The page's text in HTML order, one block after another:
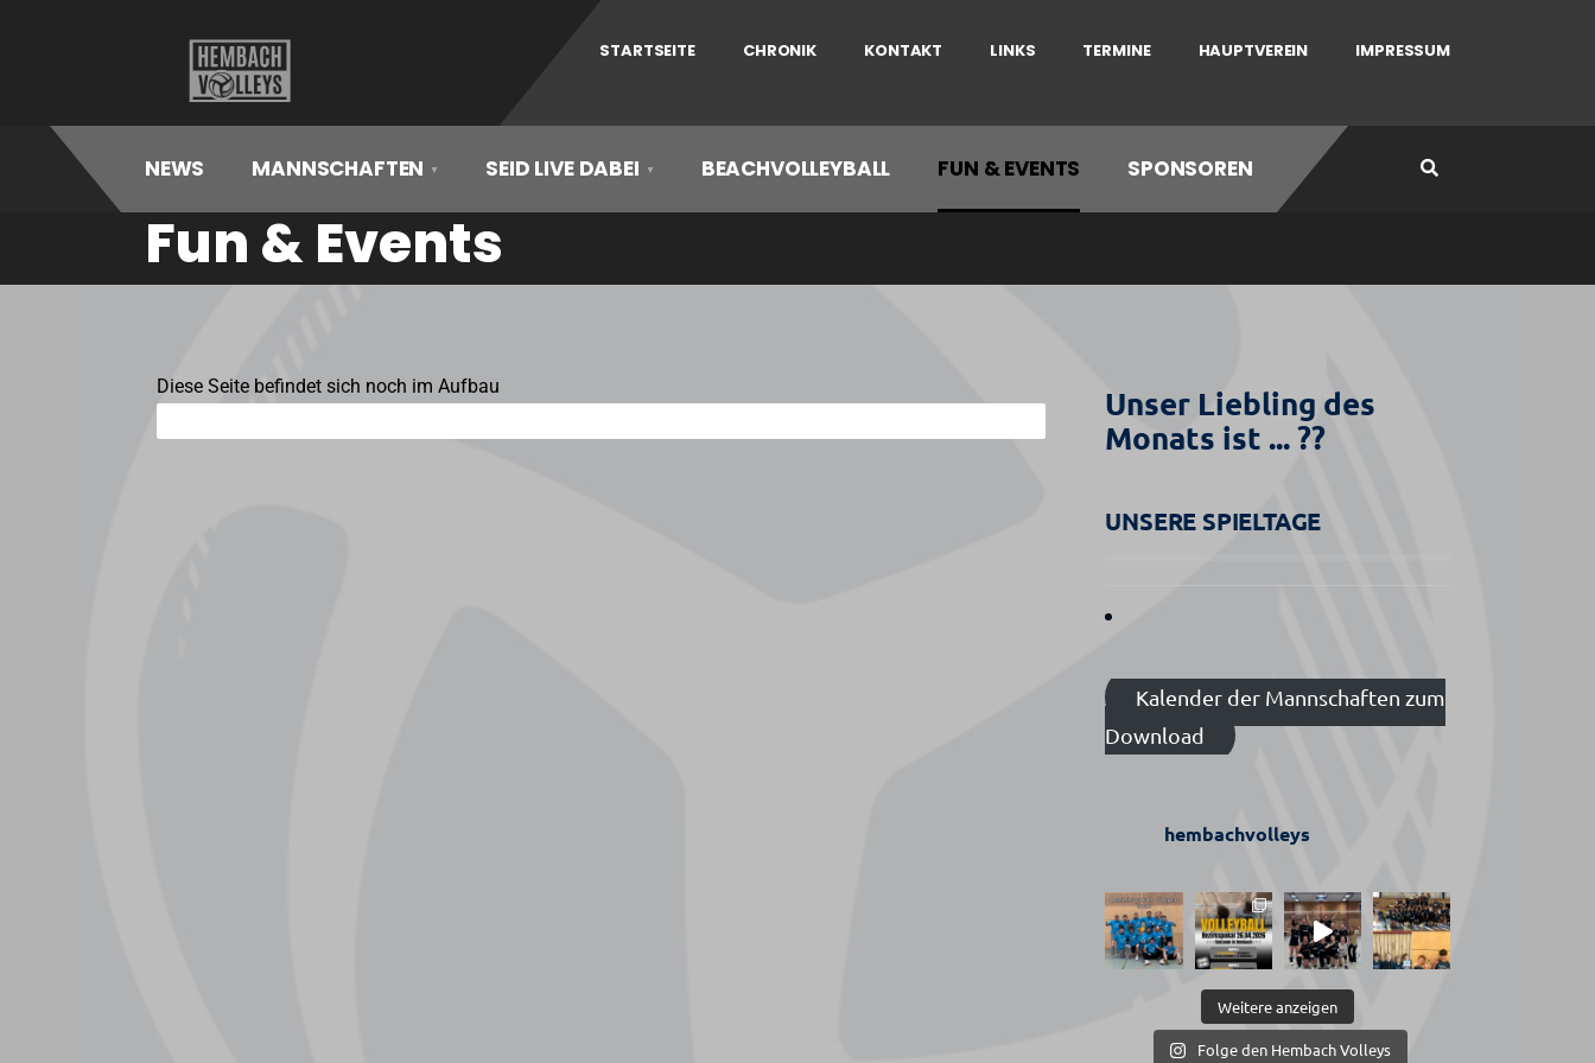
Hembach
Volleys
STARTSEITE CHRONIK KONTAKT LINKS TERMINE HAUPTVEREIN IMPRESSUM
NEWS MANNSCHAFTEN SEID LIVE DABEI BEACHVOLLEYBALL FUN & EVENTS SPONSOREN
Fun & Events
Diese Seite befindet sich noch im Aufbau
Unser Liebling des
Monats ist ... ??
UNSERE SPIELTAGE
Kalender der Mannschaften zum
Download
hembachvolleys
Weitere anzeigen
Folge den Hembach Volleys